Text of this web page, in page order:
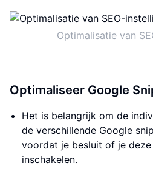
Optimalisatie van
Optimaliseer Google
Het is belangrijk om de
de verschillende Google
voordat je besluit of je
inschakelen.